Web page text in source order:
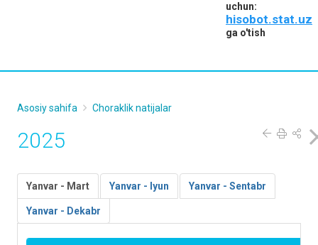
uchun:
hisobot.stat.uz
ga o'tish
Asosiy sahifa Choraklik natijalar
2025
Yanvar - Mart Yanvar - Iyun Yanvar - Sentabr
Yanvar - Dekabr